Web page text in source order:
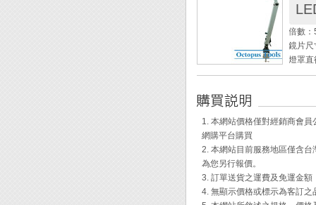
◆ 塑
◆ 手提
◆ 顏
倍數
鏡片
燈罩
鏡片
長度
照度
◆ 鎖桌
◆ 交流
◆ 使
1. 本網站價格僅對經銷商會
網購平台購買
2. 本網站目前服務地區僅含
為您另行報價。
3. 訂單送貨之運費及免運金
4. 無顯示價格或標示為客訂